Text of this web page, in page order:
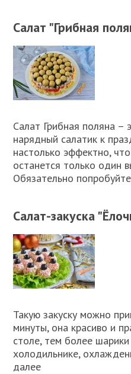
Салат "Грибная
Салат Грибная поляна –
нарядный салатик к
настолько эффектно,
останется только один
Обязательно
Салат-закуска
Такую закуску можно
минуты, она красиво и
столе, тем более
холодильнике,
далее